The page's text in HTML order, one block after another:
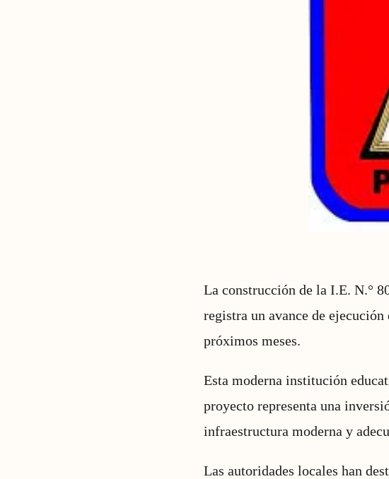
La construcción de la I.E. N.°
registra un avance de
próximos meses.
Esta moderna institución
proyecto representa una
infraestructura moderna y
Las autoridades locales han